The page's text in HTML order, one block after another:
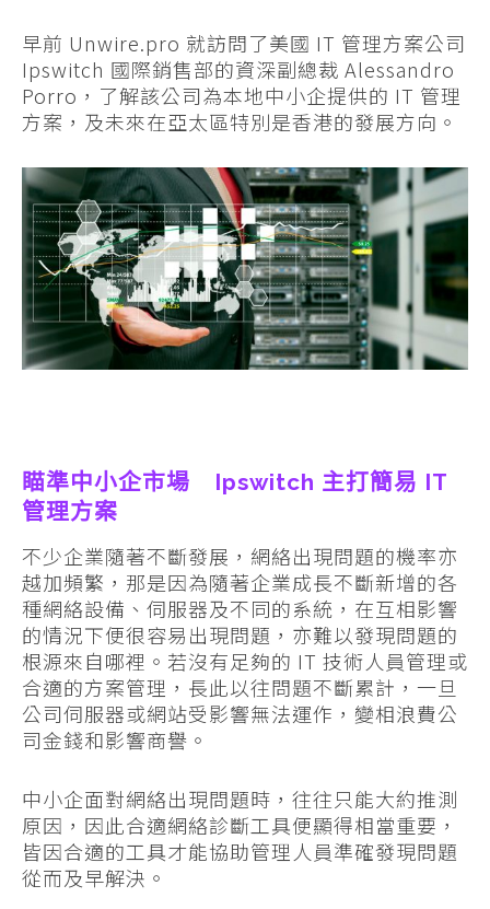
早前 Unwire.pro 就訪問了美國 IT 管理方案公司
Ipswitch 國際銷售部的資深副總裁 Alessandro
Porro，了解該公司為本地中小企提供的 IT 管理
方案，及未來在亞太區特別是香港的發展方向。
瞄準中小企市場 Ipswitch 主打簡易 IT
管理方案
不少企業隨著不斷發展，網絡出現問題的機率亦
越加頻繁，那是因為隨著企業成長不斷新增的各
種網絡設備、伺服器及不同的系統，在互相影響
的情況下便很容易出現問題，亦難以發現問題的
根源來自哪裡。若沒有足夠的 IT 技術人員管理或
合適的方案管理，長此以往問題不斷累計，一旦
公司伺服器或網站受影響無法運作，變相浪費公
司金錢和影響商譽。
中小企面對網絡出現問題時，往往只能大約推測
原因，因此合適網絡診斷工具便顯得相當重要，
皆因合適的工具才能協助管理人員準確發現問題
從而及早解決。